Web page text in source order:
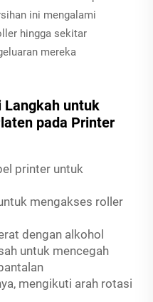
ini mengalami
hingga sekitar
mereka
Langkah untuk
pada Printer
printer untuk
mengakses roller
dengan alkohol
untuk mencegah
mengikuti arah rotasi